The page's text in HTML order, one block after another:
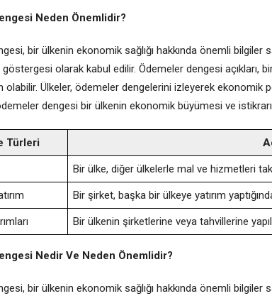
Neden Önemlidir?
bir ülkenin ekonomik sağlığı hakkında önemli bilgiler
olarak kabul edilir. Ödemeler dengesi açıkları,
olabilir. Ülkeler, ödemeler dengelerini izleyerek ekonomik
dengesi bir ülkenin ekonomik büyümesi ve
Türleri
Bir ülke, diğer ülkelerle mal ve hizmetleri
Bir şirket, başka bir ülkeye yatırım
Bir ülkenin şirketlerine veya tahvillerine
Nedir Ve Neden Önemlidir?
bir ülkenin ekonomik sağlığı hakkında önemli